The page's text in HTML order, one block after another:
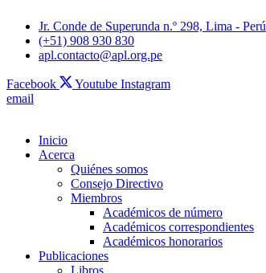
Jr. Conde de Superunda n.º 298, Lima - Perú
(+51) 908 930 830
apl.contacto@apl.org.pe
Facebook Youtube Instagram
email
Inicio
Acerca
Quiénes somos
Consejo Directivo
Miembros
Académicos de número
Académicos correspondientes
Académicos honorarios
Publicaciones
Libros